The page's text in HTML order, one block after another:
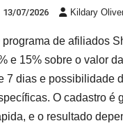
13/07/2026 Kildary
programa de afiliados
e 15% sobre o valor
7 dias e possibilidade
O cadastro é
e o resultado